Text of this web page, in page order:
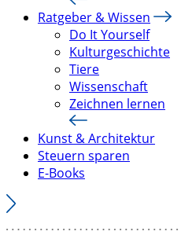
Ratgeber & Wissen
Do It Yourself
Kulturgeschichte
Tiere
Wissenschaft
Zeichnen lernen
Kunst & Architektur
Steuern sparen
E-Books